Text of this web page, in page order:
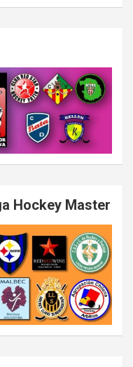
Hockey Master